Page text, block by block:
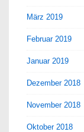
März 2019
Februar 2019
Januar 2019
Dezember 2018
November 2018
Oktober 2018